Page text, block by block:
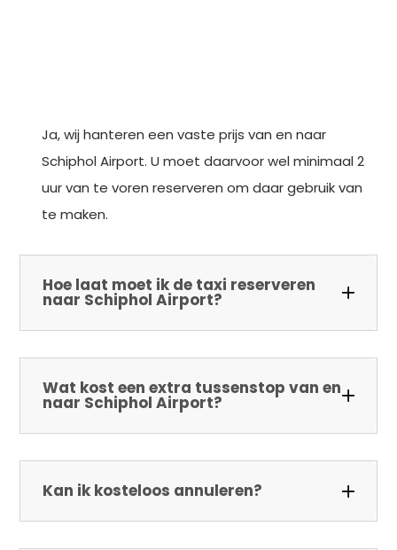
Ja, wij hanteren een vaste prijs van en naar
Schiphol Airport. U moet daarvoor wel minimaal 2
uur van te voren reserveren om daar gebruik van
te maken.
Hoe laat moet ik de taxi reserveren
naar Schiphol Airport?
Wat kost een extra tussenstop van en
naar Schiphol Airport?
Kan ik kosteloos annuleren?